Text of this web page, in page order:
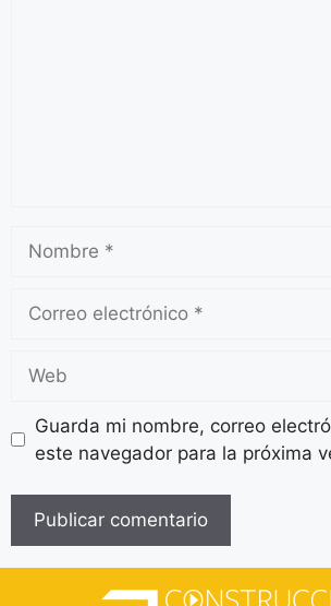
Guarda mi nombre, correo
este navegador para la próxima